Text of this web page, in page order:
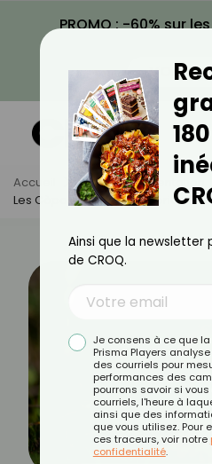
PROMO : -60% sur
VOIR LA
Accueil Actus
Alimentation
Les Cèpes : Bienfaits, Calories Et
Ainsi que la newsletter
de CROQ.
Je consens à ce que
Prisma Players
des courriels pour
performances des
pourrons savoir si vous
courriels, l'heure à
ainsi que des
que vous utilisez. Pour
ces traceurs, voir notre
confidentialité.